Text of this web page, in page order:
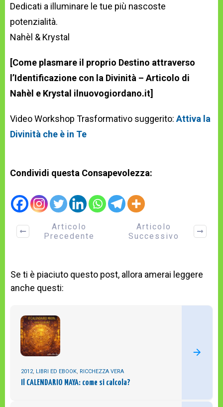
Dedicati a illuminare le tue più nascoste
potenzialità.
Nahèl & Krystal
[Come plasmare il proprio Destino attraverso
l’Identificazione con la Divinità – Articolo di
Nahèl e Krystal ilnuovogiordano.it]
Video Workshop Trasformativo suggerito: Attiva la
Divinità che è in Te
Condividi questa Consapevolezza:
Articolo
Precedente
Articolo
Successivo
Se ti è piaciuto questo post, allora amerai leggere
anche questi:
2012, LIBRI ED EBOOK, RICCHEZZA VERA
Il CALENDARIO MAYA: come si calcola?